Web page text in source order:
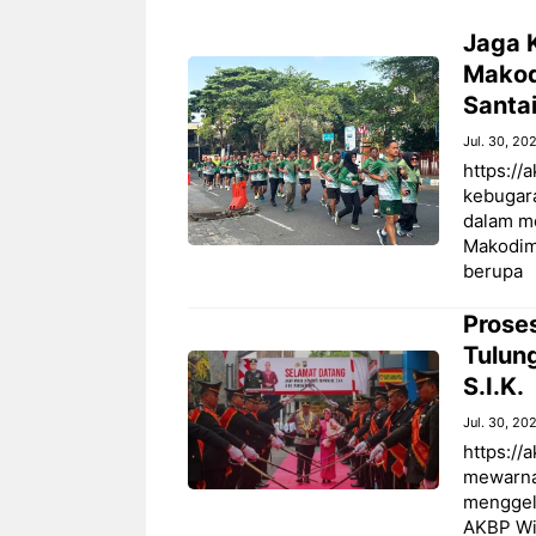
Jaga
Jul. 30,
https://
dalam
berupa
S.I.K.
Jul. 30,
https://
AKBP